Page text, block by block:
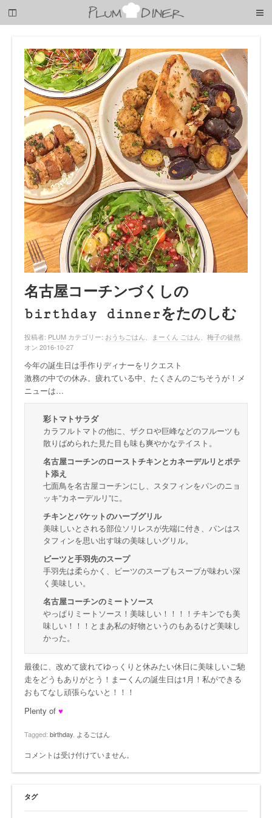
子
名古屋コーチンづくしの
birthday dinnerをたのしむ
投稿者: PLUM カテゴリー: おうちごはん まーくん ごはん
梅子の徒然
オン 2016-10-27
今年の誕生日は手作りディナーをリクエスト
激務の中での休み。疲れている中、たくさんのごちそうが！メ
ニューは…
彩トマトサラダ
カラフルトマトの他に、ザクロや巨峰などのフルーツも
散りばめられた見た目も味も爽やかなテイスト。
名古屋コーチンのローストチキンとカネーデルリとポテ
ト添え
七面鳥を名古屋コーチンにし、スタフィンをパンのニョ
ッキ”カネーデルリ”に。
チキンとバケットのハーブグリル
美味しいとされる部位ソリレスが先端に付き、パンはス
タフィンを思い出す味の美味しいグリル。
ビーツと手羽先のスープ
手羽先は柔らかく、ビーツのスープもスープが味わい深
く美味しい。
名古屋コーチンのミートソース
やっぱりミートソース！美味しい！！！！チキンでも美
味しい！！！とまあ私の好物というのもあるけど美味し
かった。
最後に、改めて疲れてゆっくりと休みたい休日に美味しいご馳
走をどうもありがとう！まーくんの誕生日は1月！私ができる
おもてなし頑張らないと！！！
Plenty of ♥
Tagged: birthday よるごはん
コメントは受け付けていません。
タグ